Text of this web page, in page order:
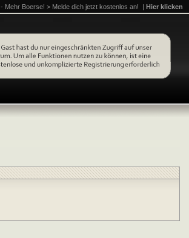
- Mehr Boerse! > Melde dich jetzt kostenlos an! | Hier klicken